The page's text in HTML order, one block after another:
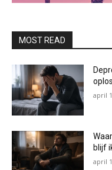
MOST READ
april
blijf
april